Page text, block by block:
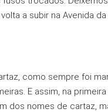
a subir na Avenida
como sempre foi
E assim, na
dos nomes de cartaz,